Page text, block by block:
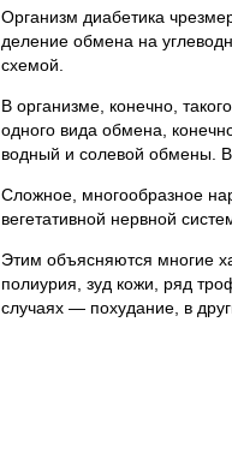
Организм диабетика
деление обмена на
схемой.
В организме, конечно,
одного вида обмена,
водный и солевой обмены.
Сложное, многообразное
вегетативной нервной
Этим объясняются многие
полиурия, зуд кожи, ряд
случаях — похудание, в